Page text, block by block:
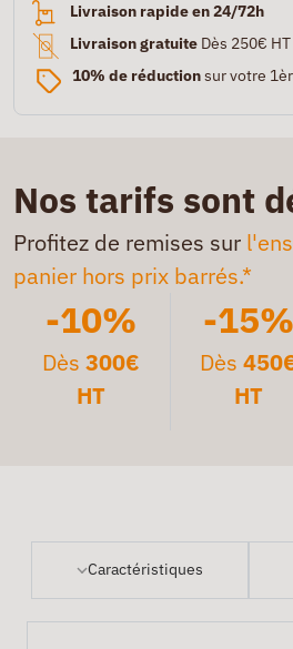
Livraison rapide en 24/72h
Livraison gratuite Dès 250€ HT
10% de réductionsur votre
Nos tarifs sont
Profitez de remises sur
panier hors prix barrés.*
-10%
Dès300€
HT
-15%
Dès
HT
Caractéristiques